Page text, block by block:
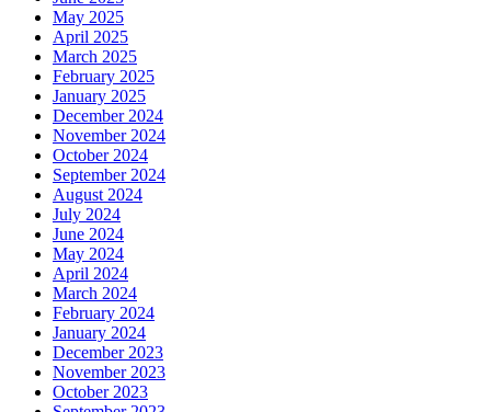
May 2025
April 2025
March 2025
February 2025
January 2025
December 2024
November 2024
October 2024
September 2024
August 2024
July 2024
June 2024
May 2024
April 2024
March 2024
February 2024
January 2024
December 2023
November 2023
October 2023